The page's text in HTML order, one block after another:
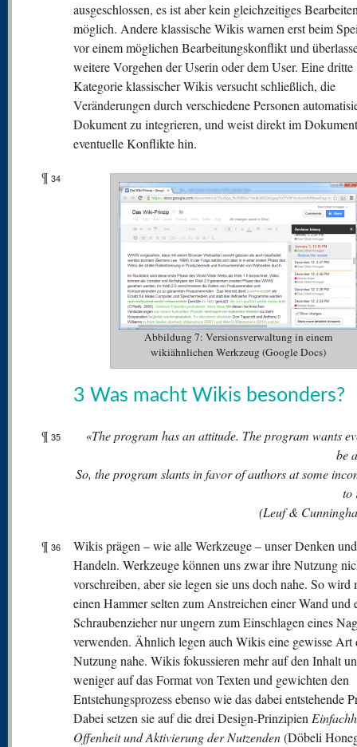
ausgeschlossen, es ist aber kein gleichzeitiges
möglich. Andere klassische Wikis warnen erst beim
vor einem möglichen Bearbeitungskonflikt und
weitere Vorgehen der Userin oder dem User. Eine dritte
Kategorie klassischer Wikis versucht schließlich, die
Veränderungen durch verschiedene Personen
Dokument zu integrieren, und weist direkt im
eventuelle Konflikte hin.
¶ 34
Abbildung 7: Versionsverwaltung in einem
wikiähnlichen Werkzeug (Google Docs)
3 Was macht Wikis besonders?
¶ 35
«The program has an attitude. The program wants
be
So, the program slants in favor of authors at some
to
(Leuf &
¶ 36
Wikis prägen – wie alle Werkzeuge – unser Denken und
Handeln. Werkzeuge können uns zwar ihre Nutzung
vorschreiben, aber sie legen sie uns doch nahe. So wird
einen Hammer selten zum Anstreichen einer Wand und
Schraubenzieher nur ungern zum Einschlagen eines
verwenden. Ähnlich legen auch Wikis eine gewisse Art
Nutzung nahe. Wikis fokussieren mehr auf den Inhalt
weniger auf das Format von Texten und gewichten den
Entstehungsprozess ebenso wie das dabei entstehende
Dabei setzen sie auf die drei Design-Prinzipien
Offenheit und Aktivierung der Nutzenden(Döbeli